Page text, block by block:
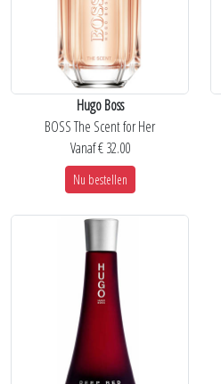
Hugo Boss
BOSS The Scent for Her
Vanaf € 32.00
Nu bestellen